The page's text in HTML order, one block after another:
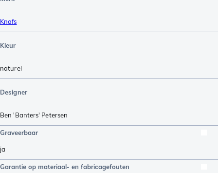
Knafs
Kleur
naturel
Designer
Ben 'Banters' Petersen
Graveerbaar
ja
Garantie op materiaal- en fabricagefouten